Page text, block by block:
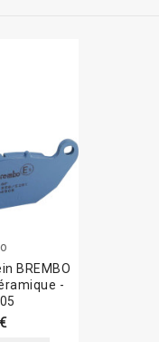
BREMBO
-